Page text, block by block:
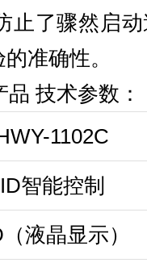
止了骤然启
准确性。
品 技术参数：
1102C
智能控制
（液晶显示）